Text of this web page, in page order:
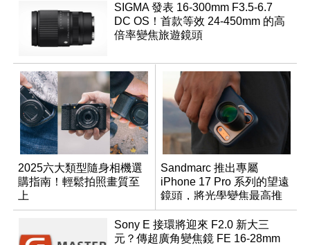
SIGMA 發表 16-300mm F3.5-6.7
DC OS！首款等效 24-450mm 的高
倍率變焦旅遊鏡頭
2025六大類型隨身相機選
購指南！輕鬆拍照畫質至
上
Sandmarc 推出專屬
iPhone 17 Pro 系列的望遠
鏡頭，將光學變焦最高推
升至 16 倍
Sony E 接環將迎來 F2.0 新大三
元？傳超廣角變焦鏡 FE 16-28mm